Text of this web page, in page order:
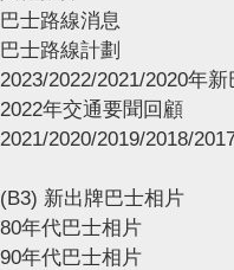
巴士路線消息
巴士路線計劃
2023/2022/2021/2020年
2022年交通要聞回顧
2021/2020/2019/2018/
(B3) 新出牌巴士相片
80年代巴士相片
90年代巴士相片